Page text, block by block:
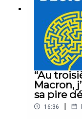
France 3,
Musique et
Torrent
Anne-Laure
“Au
Macron,
sa pire
16:36 |